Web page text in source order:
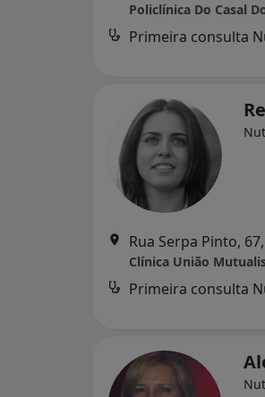
Policlínica Do Casal
Primeira consulta
Rua Serpa Pinto,
Clínica União
Primeira consulta